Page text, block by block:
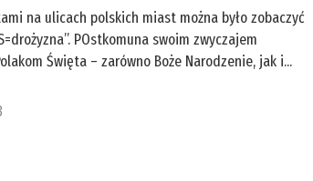
na ulicach polskich miast można było zobaczyć
POstkomuna swoim zwyczajem
Święta – zarówno Boże Narodzenie, jak i...